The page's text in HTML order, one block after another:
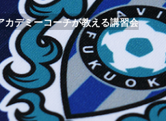
カデミーコーチが教える講習会